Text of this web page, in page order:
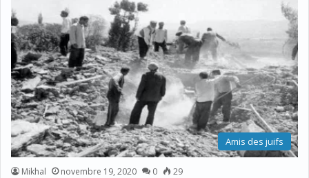
Amis des juifs
Mikhal novembre 19, 2020 0 29